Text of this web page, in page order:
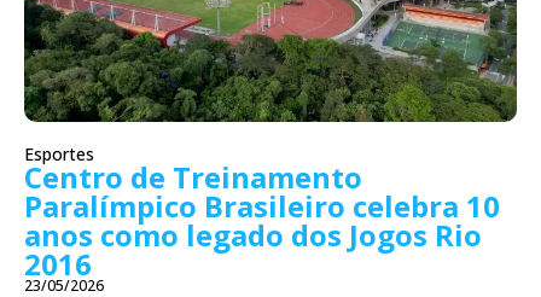
Esportes
Centro de Treinamento
Paralímpico Brasileiro celebra 10
anos como legado dos Jogos Rio
2016
23/05/2026